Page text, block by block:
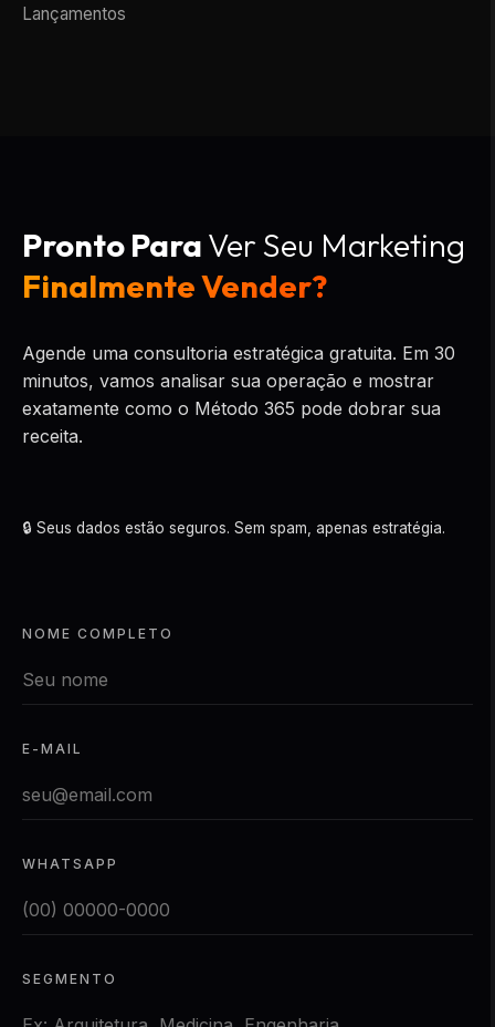
Lançamentos
Pronto ParaVer Seu Marketing
Finalmente Vender?
Agende uma consultoria estratégica gratuita. Em 30
minutos, vamos analisar sua operação e mostrar
exatamente como o Método 365 pode dobrar sua
receita.
🔒 Seus dados estão seguros. Sem spam, apenas estratégia.
NOME COMPLETO
E-MAIL
WHATSAPP
SEGMENTO